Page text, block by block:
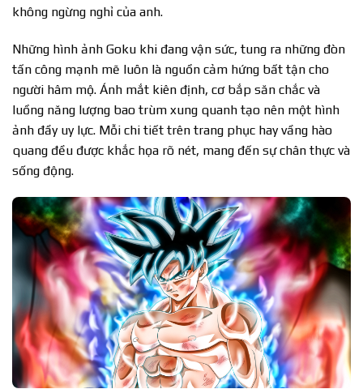
không ngừng nghỉ của anh.
Những hình ảnh Goku khi đang vận sức, tung ra những đòn
tấn công mạnh mẽ luôn là nguồn cảm hứng bất tận cho
người hâm mộ. Ánh mắt kiên định, cơ bắp săn chắc và
luồng năng lượng bao trùm xung quanh tạo nên một hình
ảnh đầy uy lực. Mỗi chi tiết trên trang phục hay vầng hào
quang đều được khắc họa rõ nét, mang đến sự chân thực và
sống động.